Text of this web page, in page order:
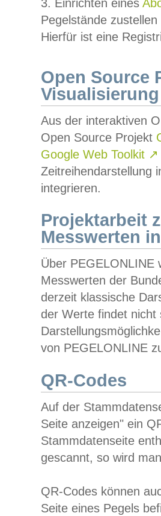
3. Einrichten eines
Pegelstände
Hierfür ist eine
Open Source
Visualisierung
Aus der interaktiven
Open Source Projekt
Google Web Toolkit ↗
Zeitreihendarstellung
integrieren.
Projektarbeit
Messwerten
Über PEGELONLINE
Messwerten der
derzeit klassische
der Werte findet
von PEGELONLINE
QR-Codes
Auf der
Seite anzeigen" ein
Stammdatenseite
gescannt, so wird
QR-Codes können
Seite eines Pegels